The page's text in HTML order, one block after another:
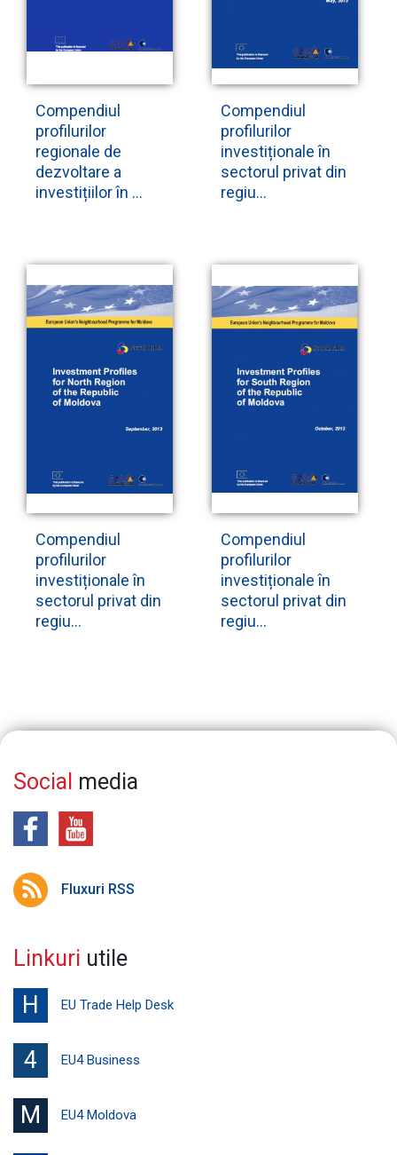
Compendiul
profilurilor
regionale de
dezvoltare a
investițiilor în ...
Compendiul
profilurilor
investiționale în
sectorul privat din
regiu...
Compendiul
profilurilor
investiționale în
sectorul privat din
regiu...
Compendiul
profilurilor
investiționale în
sectorul privat din
regiu...
Social media
Fluxuri RSS
Linkuri utile
H EU Trade Help Desk
4 EU4 Business
M EU4 Moldova